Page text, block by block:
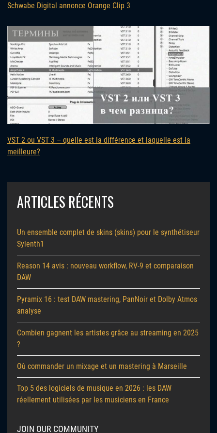
Schwabe Digital annonce Orange Clip 3
VST 2 ou VST 3 – quelle est la différence et laquelle est la
meilleure?
ARTICLES RÉCENTS
Un ensemble complet de skins (skins) pour le synthétiseur
Sylenth1
Reason 14 avis : nouveau workflow, RV-9 et comparaison
DAW
Pyramix 16 : test DAW mastering, PanNoir et Dolby Atmos
analyse
Combien gagnent les artistes grâce au streaming en 2025
?
Où commander un mixage et un mastering à Marseille
Top 5 des logiciels de musique en 2026 : les DAW
réellement utilisées par les musiciens en France
JOIN OUR COMMUNITY